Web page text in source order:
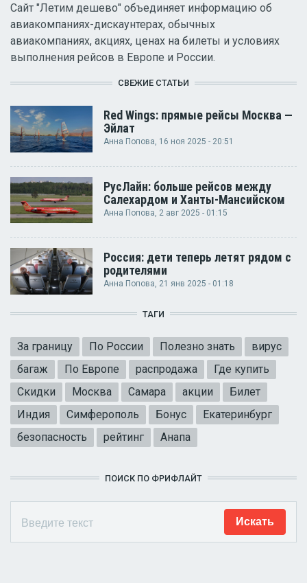
Сайт "Летим дешево" объединяет информацию об
авиакомпаниях-дискаунтерах, обычных
авиакомпаниях, акциях, ценах на билеты и условиях
выполнения рейсов в Европе и России.
СВЕЖИЕ СТАТЬИ
Red Wings: прямые рейсы Москва —
Эйлат
Анна Попова, 16 ноя 2025 - 20:51
РусЛайн: больше рейсов между
Салехардом и Ханты-Мансийском
Анна Попова , 2 авг 2025 - 01:15
Россия: дети теперь летят рядом с
родителями
Анна Попова, 21 янв 2025 - 01:18
ТАГИ
За границу По России Полезно знать
вирус
багаж
По Европе распродажа
Где купить
Скидки
Москва Самара акции
Билет
Индия
Симферополь Бонус
Екатеринбург
безопасность
рейтинг Анапа
ПОИСК ПО ФРИФЛАЙТ